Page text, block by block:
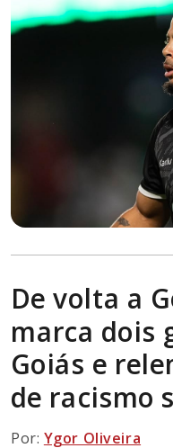
De volta a
marca dois
Goiás e
de racismo
Por: Ygor Oliveira